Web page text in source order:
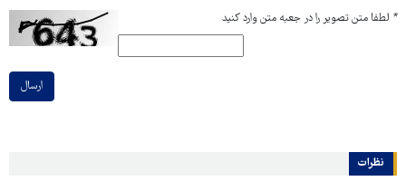
* لطفا متن تصویر را در جعبه متن وارد کنید
ارسال
نظرات